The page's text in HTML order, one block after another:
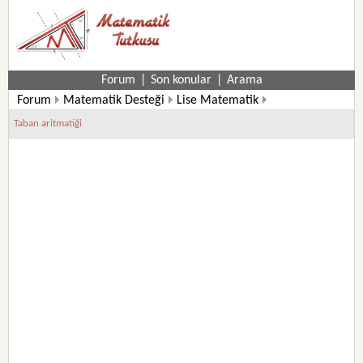
Forum Son konular
Arama
Forum
Matematik Desteği
Lise Matematik
9. Sınıf Matematik Soruları
Taban aritmatiği